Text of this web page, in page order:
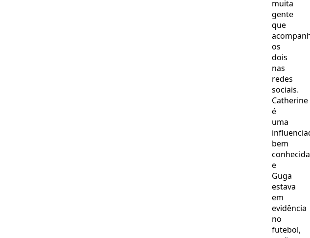
muita
gente
que
os
dois
nas
redes
sociais.
Catherine
é
uma
bem
conhecida
e
Guga
estava
em
evidência
no
futebol,